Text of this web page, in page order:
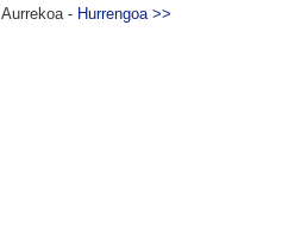
Aurrekoa - Hurrengoa >>